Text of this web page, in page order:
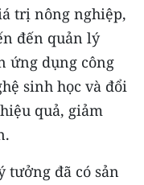
trị nông nghiệp,
đến quản lý
ứng dụng công
sinh học và đổi
quả, giảm
tưởng đã có sản